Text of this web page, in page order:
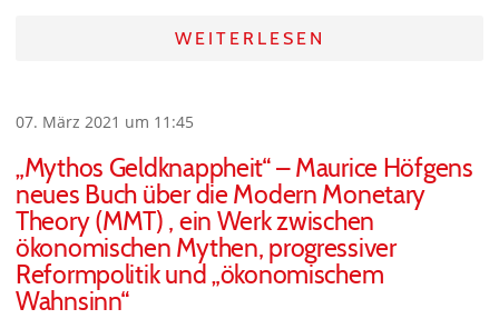
WEITERLESEN
07. März 2021 um 11:45
„Mythos Geldknappheit“ – Maurice Höfgens
neues Buch über die Modern Monetary
Theory (MMT) , ein Werk zwischen
ökonomischen Mythen, progressiver
Reformpolitik und „ökonomischem
Wahnsinn“